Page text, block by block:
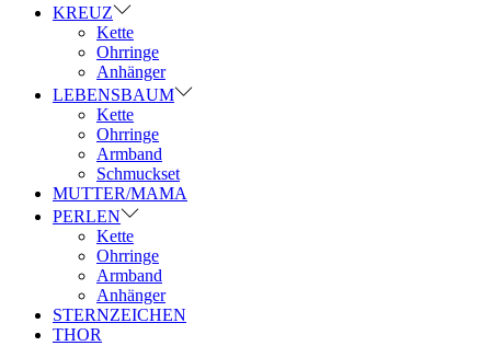
KREUZ
Kette
Ohrringe
Anhänger
LEBENSBAUM
Kette
Ohrringe
Armband
Schmuckset
MUTTER/MAMA
PERLEN
Kette
Ohrringe
Armband
Anhänger
STERNZEICHEN
THOR